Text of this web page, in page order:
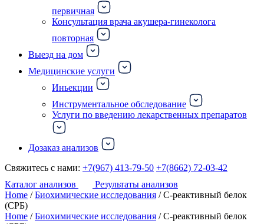
первичная
Консультация врача акушера-гинеколога
повторная
Выезд на дом
Медицинские услуги
Иньекции
Инструментальное обследование
Услуги по введению лекарственных препаратов
Дозаказ анализов
Свяжитесь с нами: +7(967) 413-79-50 +7(8662) 72-03-42
Каталог анализов
Результаты анализов
Home /Биохимические исследования / С-реактивный белок
(СРБ)
Home /Биохимические исследования / С-реактивный белок